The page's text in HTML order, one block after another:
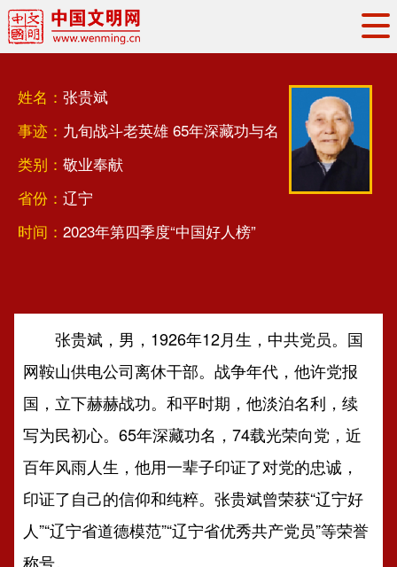
权威发布
地方交流
文明实践
文明创建
文明矩阵
姓名： 张贵斌
事迹： 九旬战斗老英雄 65年深藏功与名
类别： 敬业奉献
省份： 辽宁
时间： 2023年第四季度“中国好人榜”
张贵斌，男，1926年12月生，中共党员。国
网鞍山供电公司离休干部。战争年代，他许党报
国，立下赫赫战功。和平时期，他淡泊名利，续
写为民初心。65年深藏功名，74载光荣向党，近
百年风雨人生，他用一辈子印证了对党的忠诚，
印证了自己的信仰和纯粹。张贵斌曾荣获“辽宁好
人”“辽宁省道德模范”“辽宁省优秀共产党员”等荣誉
称号。